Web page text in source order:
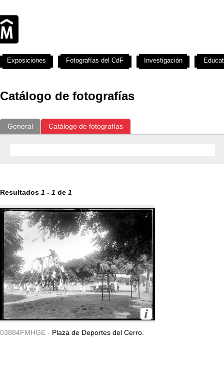
Catálogo de fotografías
General Catálogo de fotografías
Resultados 1 - 1 de 1
03884FMHGE - Plaza de Deportes del Cerro.
Exposiciones Fotografías del CdF Investigación